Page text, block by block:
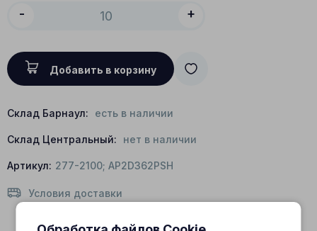
- +
Добавить в корзину
Склад Барнаул: есть в наличии
Склад Центральный: нет в наличии
Артикул: 277-2100; AP2D362PSH
Условия доставки